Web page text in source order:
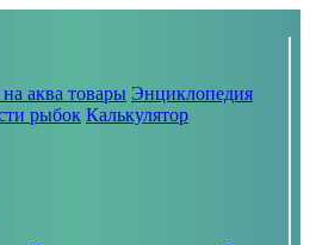
аква товары Энциклопедия
рыбок Калькулятор